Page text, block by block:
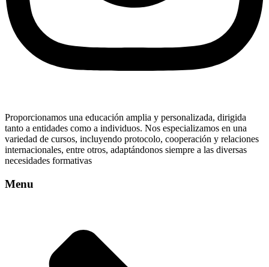
Proporcionamos una educación amplia y personalizada, dirigida
tanto a entidades como a individuos. Nos especializamos en una
variedad de cursos, incluyendo protocolo, cooperación y relaciones
internacionales, entre otros, adaptándonos siempre a las diversas
necesidades formativas
Menu